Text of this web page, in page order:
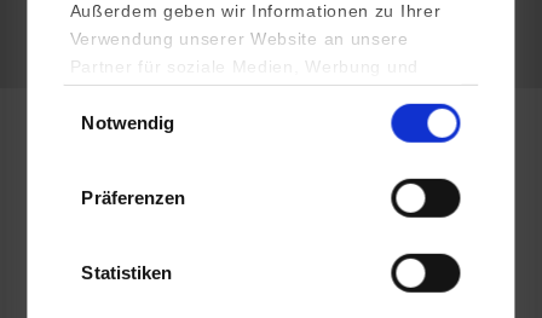
Außerdem geben wir Informationen zu Ihrer
Verwendung unserer Website an unsere
Partner für soziale Medien, Werbung und
YouTube, Google Maps) führen diese
Daten zusammen, die Sie ihnen bereitgestellt
haben oder die sie im Rahmen Ihrer Nutzung
Notwendig
Präferenzen
Statistiken